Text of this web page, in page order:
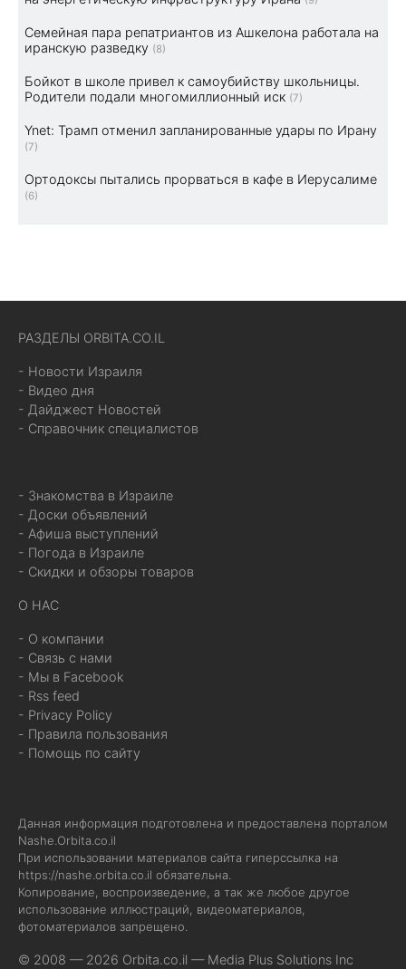
Семейная пара репатриантов из Ашкелона работала на
иранскую разведку (8)
Бойкот в школе привел к самоубийству школьницы.
Родители подали многомиллионный иск (7)
Ynet: Трамп отменил запланированные удары по Ирану
(7)
Ортодоксы пытались прорваться в кафе в Иерусалиме
(6)
РАЗДЕЛЫ ORBITA.CO.IL
- Новости Израиля
- Видео дня
- Дайджест Новостей
- Справочник специалистов
- Знакомства в Израиле
- Доски объявлений
- Афиша выступлений
- Погода в Израиле
- Скидки и обзоры товаров
О НАС
- О компании
- Связь с нами
- Мы в Facebook
- Rss feed
- Privacy Policy
- Правила пользования
- Помощь по сайту
Данная информация подготовлена и предоставлена порталом
Nashe.Orbita.co.il
При использовании материалов сайта гиперссылка на
https://nashe.orbita.co.il обязательна.
Копирование, воспроизведение, а так же любое другое
использование иллюстраций, видеоматериалов,
фотоматериалов запрещено.
© 2008 — 2026 Orbita.co.il — Media Plus Solutions Inc